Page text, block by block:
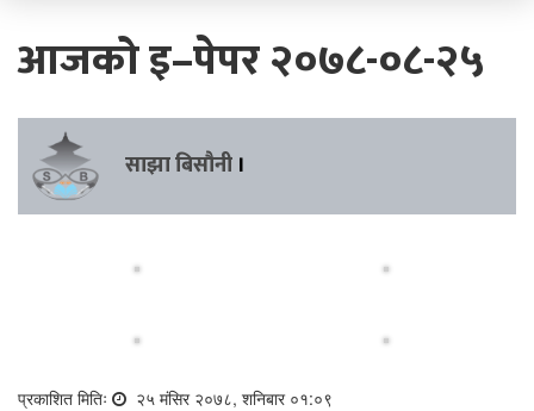
आजको इ–पेपर २०७८-०८-२५
साझा बिसौनी ।
प्रकाशित मितिः २५ मंसिर २०७८, शनिबार ०१:०९